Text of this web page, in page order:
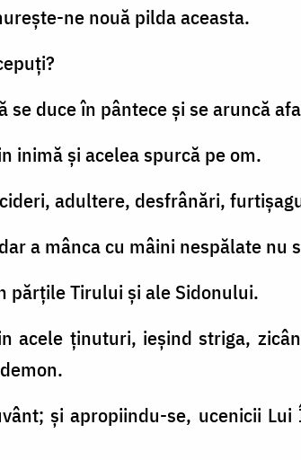
ne nouă pilda aceasta.
duce în pântece şi se aruncă
inimă şi acelea spurcă pe om.
adultere, desfrânări,
a mânca cu mâini nespălate nu
părţile Tirului şi ale Sidonului.
acele ţinuturi, ieşind striga,
şi apropiindu-se, ucenicii